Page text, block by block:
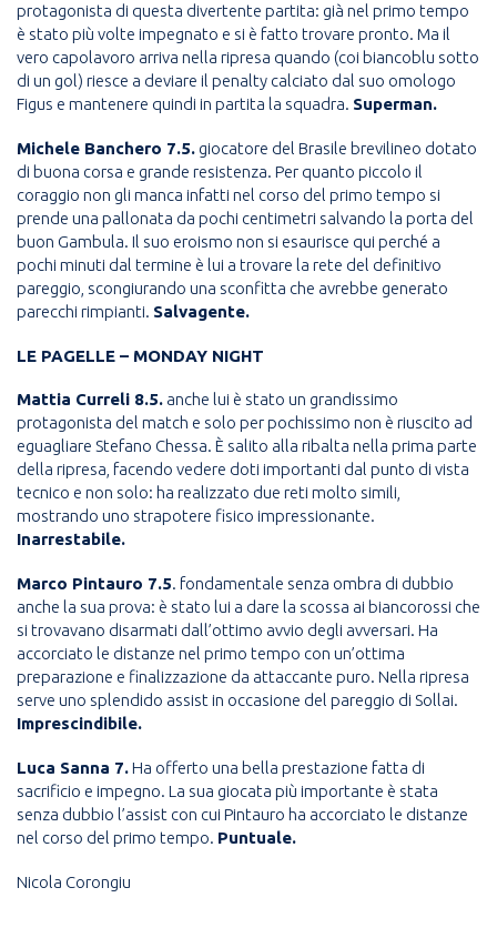
protagonista di questa divertente partita: già nel primo tempo
è stato più volte impegnato e si è fatto trovare pronto. Ma il
vero capolavoro arriva nella ripresa quando (coi biancoblu sotto
di un gol) riesce a deviare il penalty calciato dal suo omologo
Figus e mantenere quindi in partita la squadra. Superman.
Michele Banchero 7.5. giocatore del Brasile brevilineo dotato
di buona corsa e grande resistenza. Per quanto piccolo il
coraggio non gli manca infatti nel corso del primo tempo si
prende una pallonata da pochi centimetri salvando la porta del
buon Gambula. Il suo eroismo non si esaurisce qui perché a
pochi minuti dal termine è lui a trovare la rete del definitivo
pareggio, scongiurando una sconfitta che avrebbe generato
parecchi rimpianti. Salvagente.
LE PAGELLE – MONDAY NIGHT
Mattia Curreli 8.5. anche lui è stato un grandissimo
protagonista del match e solo per pochissimo non è riuscito ad
eguagliare Stefano Chessa. È salito alla ribalta nella prima parte
della ripresa, facendo vedere doti importanti dal punto di vista
tecnico e non solo: ha realizzato due reti molto simili,
mostrando uno strapotere fisico impressionante.
Inarrestabile.
Marco Pintauro 7.5. fondamentale senza ombra di dubbio
anche la sua prova: è stato lui a dare la scossa ai biancorossi che
si trovavano disarmati dall’ottimo avvio degli avversari. Ha
accorciato le distanze nel primo tempo con un’ottima
preparazione e finalizzazione da attaccante puro. Nella ripresa
serve uno splendido assist in occasione del pareggio di Sollai.
Imprescindibile.
Luca Sanna 7.Ha offerto una bella prestazione fatta di
sacrificio e impegno. La sua giocata più importante è stata
senza dubbio l’assist con cui Pintauro ha accorciato le distanze
nel corso del primo tempo. Puntuale.
Nicola Corongiu